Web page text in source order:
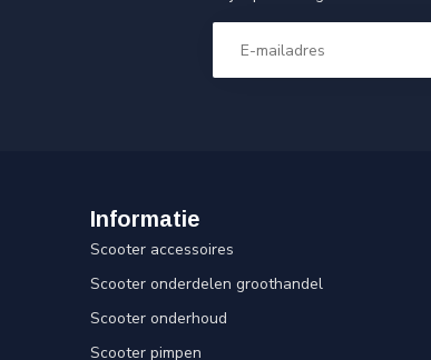
Informatie
Scooter accessoires
Scooter onderdelen groothandel
Scooter onderhoud
Scooter pimpen